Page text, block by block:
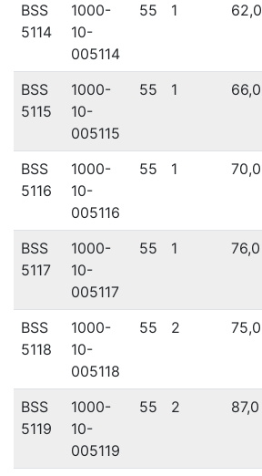
BSS
5114
1000-
10-
005114
55 1 62,0
BSS
5115
1000-
10-
005115
55 1 66,0
BSS
5116
1000-
10-
005116
55 1 70,0
BSS
5117
1000-
10-
005117
55 1 76,0
BSS
5118
1000-
10-
005118
55 2 75,0
BSS
5119
1000-
10-
005119
55 2 87,0